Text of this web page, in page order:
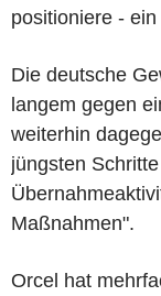
positioniere -
Die deutsche
langem gegen
weiterhin
jüngsten
Maßnahmen".
Orcel hat